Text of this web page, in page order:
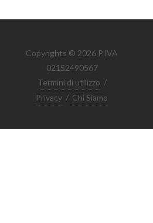
Copyrights © 2026 P.IVA
02152490567
Termini di utilizzo /
Privacy / Chi Siamo